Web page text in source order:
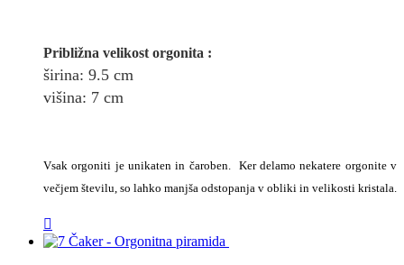
Približna velikost orgonita :
širina: 9.5 cm
višina: 7 cm
Vsak orgoniti je unikaten in čaroben. Ker delamo nekatere orgonite v
večjem številu, so lahko manjša odstopanja v obliki in velikosti kristala.
